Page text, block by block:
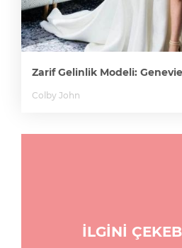
Zarif Gelinlik Modeli:
Colby John
İLGİNİ